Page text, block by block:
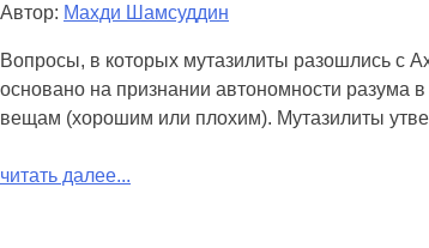
Автор: Махди Шамсуддин
Вопросы, в которых мутазилиты разошлись с
основано на признании автономности разума
вещам (хорошим или плохим). Мутазилиты
читать далее...